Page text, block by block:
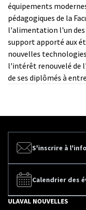
équipements
pédagogiques de la
l'alimentation l'un des
support apporté aux
nouvelles
l'intérêt renouvelé de
de ses diplômés à
S'inscrire à
Calendrier des
ULAVAL NOUVELLES